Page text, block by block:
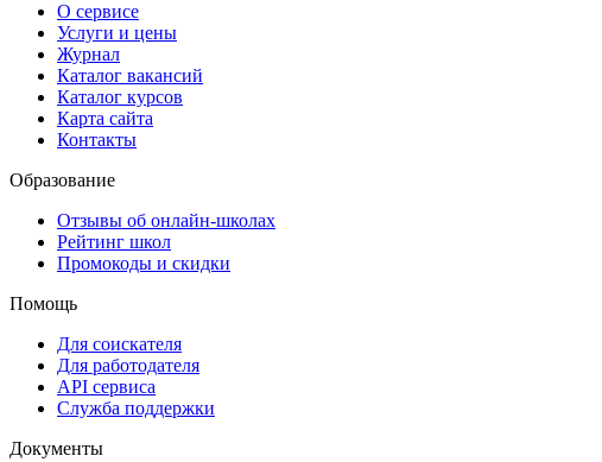
О сервисе
Услуги и цены
Журнал
Каталог вакансий
Каталог курсов
Карта сайта
Контакты
Образование
Отзывы об онлайн-школах
Рейтинг школ
Промокоды и скидки
Помощь
Для соискателя
Для работодателя
API сервиса
Служба поддержки
Документы